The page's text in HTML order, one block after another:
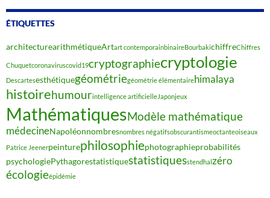
ÉTIQUETTES
architecturearithmétiqueArtart contemporainbinaireBourbakichiffreChiffres
Chuquetcoronaviruscovid19cryptographiecryptologie
Descartesesthétiquegéométriegéométrie élémentairehimalaya
histoirehumourintelligence artificielleJaponjeux
MathématiquesModèle mathématique
médecineNapoléonnombresnombres négatifsobscurantismeoctanteoiseaux
Patrice Jeenerpeinturephilosophiephotographieprobabilités
psychologiePythagorestatistiquestatistiquesstendhalzéro
écologieépidémie